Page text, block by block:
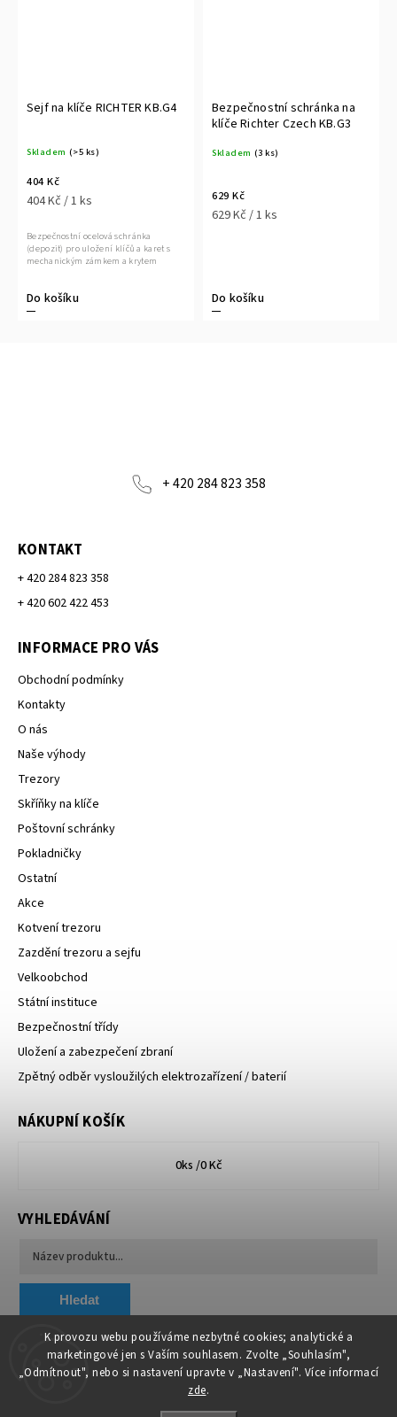
K provozu webu používáme nezbytné cookies; analytické a
marketingové jen s Vaším souhlasem. Zvolte „Souhlasím",
„Odmítnout", nebo si nastavení upravte v „Nastavení". Více informací
zde.
Sejf na klíče RICHTER KB.G4
Skladem (>5 ks)
404 Kč
404 Kč / 1 ks
Do košíku
Bezpečnostní ocelová schránka
(depozit) pro uložení klíčů a karet s
mechanickým zámkem a krytem
Bezpečnostní schránka na
klíče Richter Czech KB.G3
Skladem (3 ks)
629 Kč
629 Kč / 1 ks
Do košíku
+ 420 284 823 358
KONTAKT
+ 420 284 823 358
+ 420 602 422 453
INFORMACE PRO VÁS
Obchodní podmínky
Kontakty
O nás
Naše výhody
Trezory
Skříňky na klíče
Poštovní schránky
Pokladničky
Ostatní
Akce
Kotvení trezoru
Zazdění trezoru a sejfu
Velkoobchod
Státní instituce
Bezpečnostní třídy
Uložení a zabezpečení zbraní
Zpětný odběr vysloužilých elektrozařízení / baterií
NÁKUPNÍ KOŠÍK
0ks /0 Kč
VYHLEDÁVÁNÍ
Hledat
Chytit a koupit VA & MA, s.r.o.